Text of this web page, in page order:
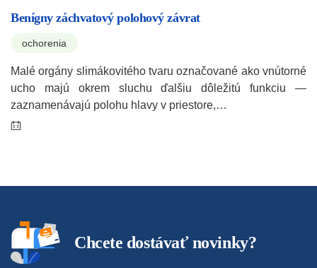
Benígny záchvatový polohový závrat
ochorenia
Malé orgány slimákovitého tvaru označované ako vnútorné
ucho majú okrem sluchu ďalšiu dôležitú funkciu —
zaznamenávajú polohu hlavy v priestore,…
Chcete dostávať novinky?